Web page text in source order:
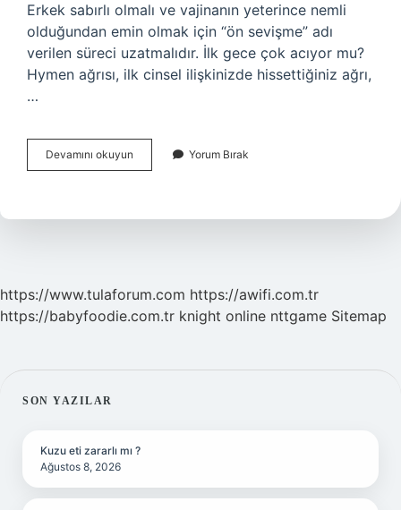
Erkek sabırlı olmalı ve vajinanın yeterince nemli
olduğundan emin olmak için “ön sevişme” adı
verilen süreci uzatmalıdır. İlk gece çok acıyor mu?
Hymen ağrısı, ilk cinsel ilişkinizde hissettiğiniz ağrı,
…
Devamını okuyun
Cinsel
Kadar
Yorum Bırak
https://www.tulaforum.com https://awifi.com.tr
https://babyfoodie.com.tr knight online nttgame Sitemap
SIDEBAR
SON YAZILAR
Kuzu eti zararlı mı ?
Ağustos 8, 2026